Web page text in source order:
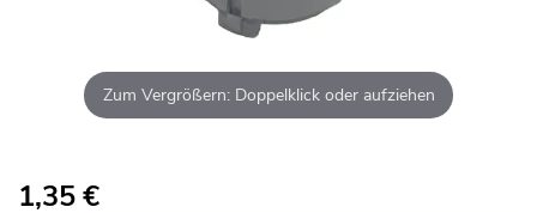
Zum Vergrößern: Doppelklick oder aufziehen
1,35€